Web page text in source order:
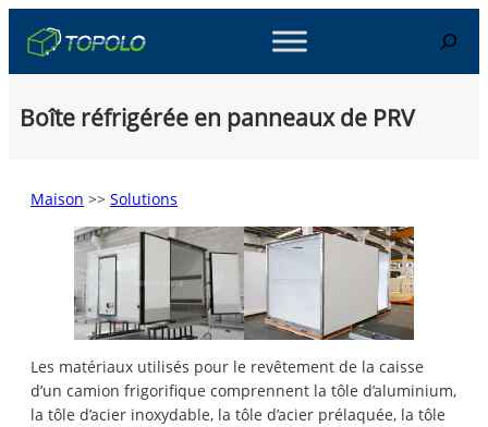
Search
Boîte réfrigérée en panneaux de PRV
Maison >> Solutions
Les matériaux utilisés pour le revêtement de la caisse
d’un camion frigorifique comprennent la tôle d’aluminium,
la tôle d’acier inoxydable, la tôle d’acier prélaquée, la tôle